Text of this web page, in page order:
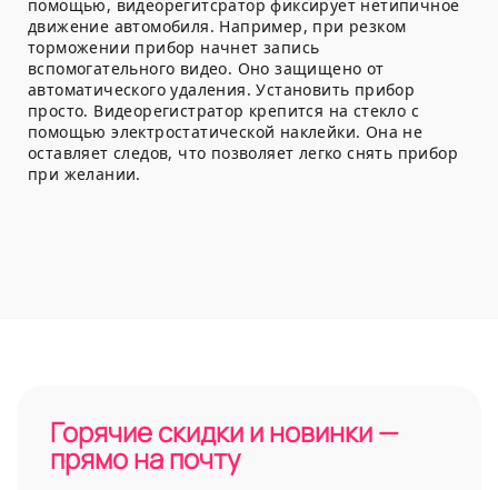
помощью, видеорегитсратор фиксирует нетипичное
движение автомобиля. Например, при резком
торможении прибор начнет запись
вспомогательного видео. Оно защищено от
автоматического удаления. Установить прибор
просто. Видеорегистратор крепится на стекло с
помощью электростатической наклейки. Она не
оставляет следов, что позволяет легко снять прибор
при желании.
Горячие скидки и новинки —
прямо на почту